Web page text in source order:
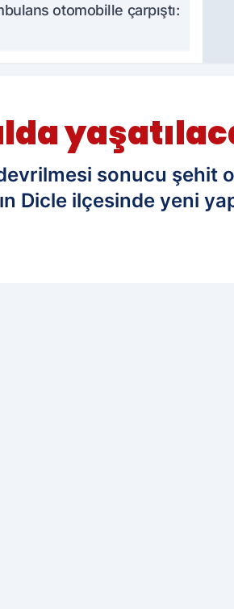
otomobille çarpıştı:
sonucu şehit
Dicle ilçesinde yeni